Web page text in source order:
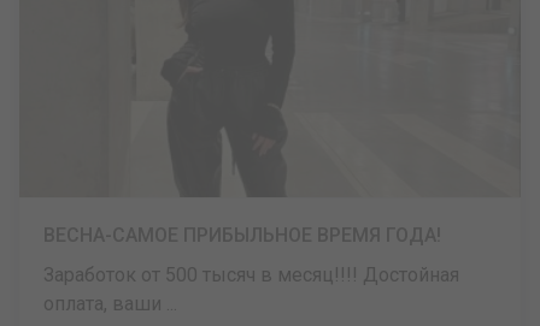
Заработок от 500 тысяч в месяц!!!! Достойная
оплата, ваши ...